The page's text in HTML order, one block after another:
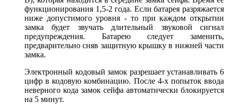
функционирования 1,5-2 года. Если батарея разряжается
ниже допустимого уровня - то при каждом открытии
замка будет звучать длительный звуковой сигнал
предупреждения. Батарею следует заменить,
предварительно сняв защитную крышку в нижней части
замка.
Электронный кодовый замок разрешает устанавливать 6
цифр в кодовую комбинацию. После 4-х попыток ввода
неверного кода замок сейфа автоматически блокируется
на 5 минут.